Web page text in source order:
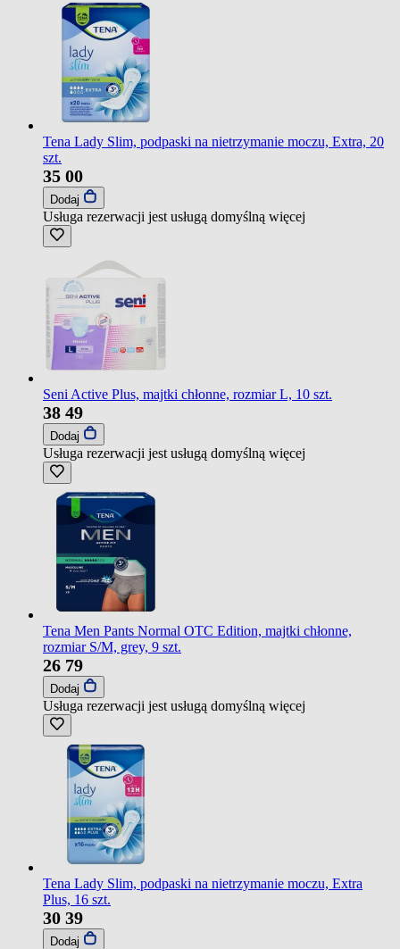
Tena Lady Slim, podpaski na nietrzymanie moczu, Extra, 20
szt.
35 00
Dodaj
Usługa rezerwacji jest usługą domyślną więcej
Seni Active Plus, majtki chłonne, rozmiar L, 10 szt.
38 49
Dodaj
Usługa rezerwacji jest usługą domyślną więcej
Tena Men Pants Normal OTC Edition, majtki chłonne,
rozmiar S/M, grey, 9 szt.
26 79
Dodaj
Usługa rezerwacji jest usługą domyślną więcej
Tena Lady Slim, podpaski na nietrzymanie moczu, Extra
Plus, 16 szt.
30 39
Dodaj